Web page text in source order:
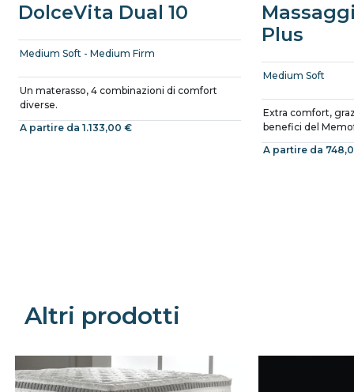
DolceVita Dual 10
Medium Soft - Medium Firm
Un materasso, 4 combinazioni di comfort
diverse.
A partire da 1.133,00 €
Plus
Medium Soft
Extra comfort,
benefici del
A partire da
Altri prodotti